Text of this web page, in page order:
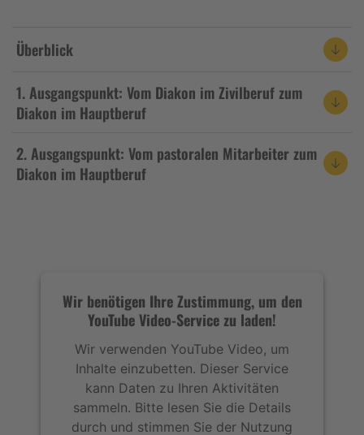
Überblick
1. Ausgangspunkt: Vom Diakon im Zivilberuf zum
Diakon im Hauptberuf
2. Ausgangspunkt: Vom pastoralen Mitarbeiter zum
Diakon im Hauptberuf
Wir benötigen Ihre Zustimmung, um den
YouTube Video-Service zu laden!
Wir verwenden YouTube Video, um
Inhalte einzubetten. Dieser Service
kann Daten zu Ihren Aktivitäten
sammeln. Bitte lesen Sie die Details
durch und stimmen Sie der Nutzung